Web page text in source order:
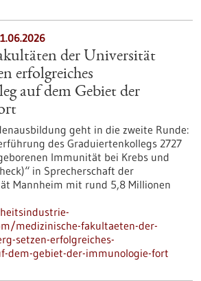
der Universität
erfolgreiches
auf dem Gebiet der
geht in die zweite Runde:
des Graduiertenkollegs 2727
Immunität bei Krebs und
in Sprecherschaft der
Mannheim mit rund 5,8 Millionen
medizinische-fakultaeten-der-
setzen-erfolgreiches-
dem-gebiet-der-immunologie-fort